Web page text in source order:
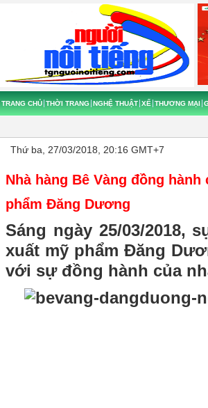
TRANG CHỦ THỜI TRANG NGHỆ THUẬT XẾ THƯƠNG MẠI
Thứ ba, 27/03/2018, 20:16 GMT+7
Nhà hàng Bê Vàng đồng
phẩm Đăng Dương
Sáng ngày 25/03/2018,
xuất mỹ phẩm Đăng
với sự đồng hành của